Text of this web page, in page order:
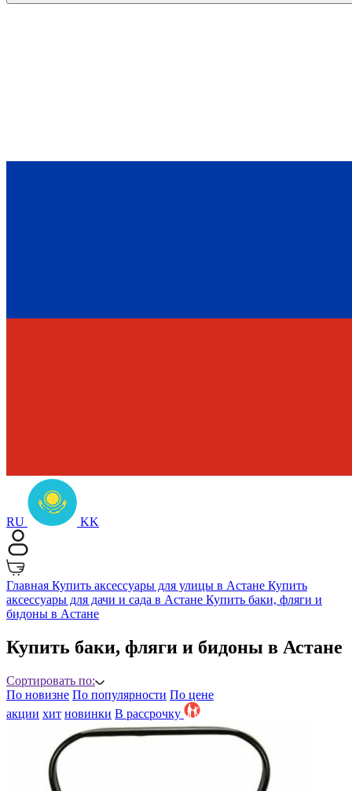
RU KK
Главная Купить аксессуары для улицы в Астане Купить
аксессуары для дачи и сада в Астане Купить баки, фляги и
бидоны в Астане
Купить баки, фляги и бидоны в Астане
Сортировать по:
По новизне По популярности По цене
акции хит новинки B рассрочку